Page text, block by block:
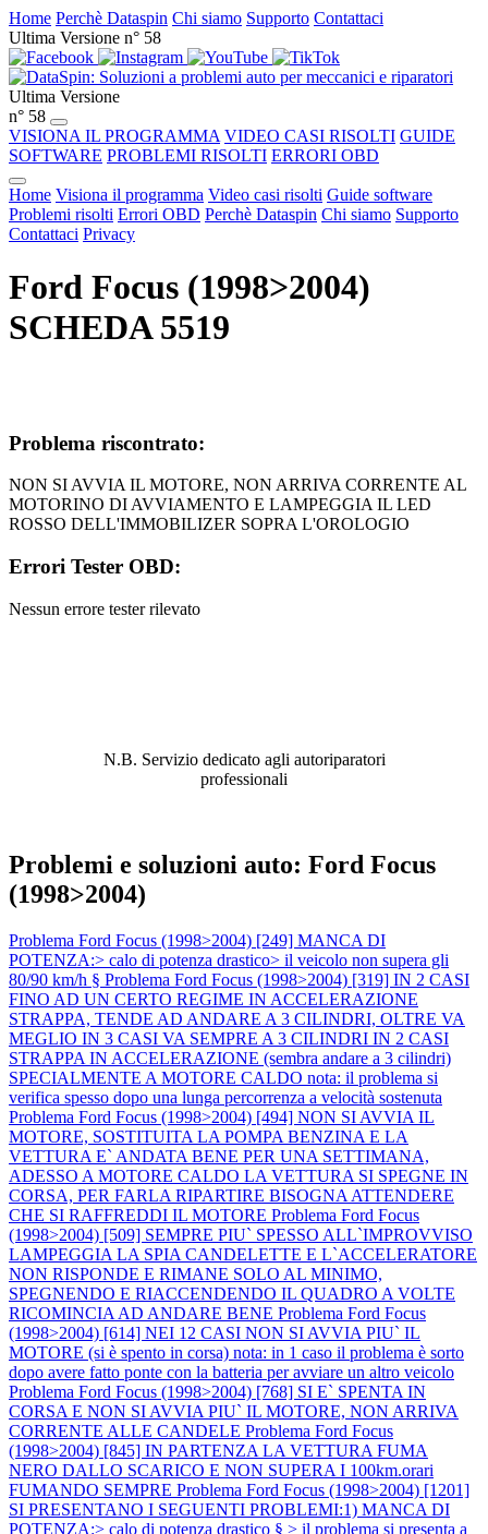
Home Perchè Dataspin Chi siamo Supporto Contattaci
Ultima Versione n° 58
Ultima Versione
n° 58
VISIONA IL PROGRAMMA VIDEO CASI RISOLTI GUIDE
SOFTWARE PROBLEMI RISOLTI ERRORI OBD
Home Visiona il programma Video casi risolti Guide software
Problemi risolti Errori OBD Perchè Dataspin Chi siamo Supporto
Contattaci Privacy
Ford Focus (1998>2004)
SCHEDA 5519
Problema riscontrato:
NON SI AVVIA IL MOTORE, NON ARRIVA CORRENTE AL
MOTORINO DI AVVIAMENTO E LAMPEGGIA IL LED
ROSSO DELL'IMMOBILIZER SOPRA L'OROLOGIO
Errori Tester OBD:
Nessun errore tester rilevato
N.B. Servizio dedicato agli autoriparatori
professionali
Problemi e soluzioni auto: Ford Focus
(1998>2004)
Problema Ford Focus (1998>2004) [249] MANCA DI
POTENZA:> calo di potenza drastico> il veicolo non supera gli
80/90 km/h § Problema Ford Focus (1998>2004) [319] IN 2 CASI
FINO AD UN CERTO REGIME IN ACCELERAZIONE
STRAPPA, TENDE AD ANDARE A 3 CILINDRI, OLTRE VA
MEGLIO IN 3 CASI VA SEMPRE A 3 CILINDRI IN 2 CASI
STRAPPA IN ACCELERAZIONE (sembra andare a 3 cilindri)
SPECIALMENTE A MOTORE CALDO nota: il problema si
verifica spesso dopo una lunga percorrenza a velocità sostenuta
Problema Ford Focus (1998>2004) [494] NON SI AVVIA IL
MOTORE, SOSTITUITA LA POMPA BENZINA E LA
VETTURA E` ANDATA BENE PER UNA SETTIMANA,
ADESSO A MOTORE CALDO LA VETTURA SI SPEGNE IN
CORSA, PER FARLA RIPARTIRE BISOGNA ATTENDERE
CHE SI RAFFREDDI IL MOTORE Problema Ford Focus
(1998>2004) [509] SEMPRE PIU` SPESSO ALL`IMPROVVISO
LAMPEGGIA LA SPIA CANDELETTE E L`ACCELERATORE
NON RISPONDE E RIMANE SOLO AL MINIMO,
SPEGNENDO E RIACCENDENDO IL QUADRO A VOLTE
RICOMINCIA AD ANDARE BENE Problema Ford Focus
(1998>2004) [614] NEI 12 CASI NON SI AVVIA PIU` IL
MOTORE (si è spento in corsa) nota: in 1 caso il problema è sorto
dopo avere fatto ponte con la batteria per avviare un altro veicolo
Problema Ford Focus (1998>2004) [768] SI E` SPENTA IN
CORSA E NON SI AVVIA PIU` IL MOTORE, NON ARRIVA
CORRENTE ALLE CANDELE Problema Ford Focus
(1998>2004) [845] IN PARTENZA LA VETTURA FUMA
NERO DALLO SCARICO E NON SUPERA I 100km.orari
FUMANDO SEMPRE Problema Ford Focus (1998>2004) [1201]
SI PRESENTANO I SEGUENTI PROBLEMI:1) MANCA DI
POTENZA:> calo di potenza drastico § > il problema si presenta a